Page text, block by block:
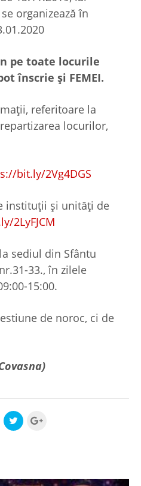
organizează în
pe toate locurile
înscrie și FEMEI.
referitoare la
locurilor,
bit.ly/2Vg4DGS
instituții și unități de
2LyFJCM
sediul din Sfântu
33., în zilele
15:00.
de noroc, ci de